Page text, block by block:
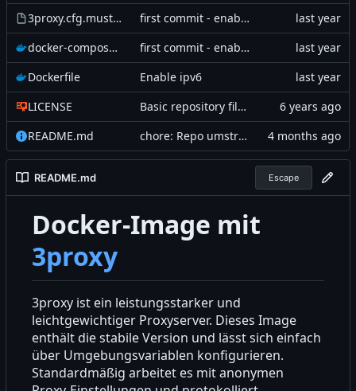
3proxy.cfg.mustach
first commit - enable ipv6
docker-compose.yaml
first commit - enable ipv6
Dockerfile
Enable ipv6
LICENSE
Basic repository files added
README.md
chore: Repo umstrukturiert – Doku, Gitea-Workflow und Bereinigung
README.md Escape
Docker-Image mit
3proxy
3proxy ist ein leistungsstarker und
leichtgewichtiger Proxyserver. Dieses Image
enthält die stabile Version und lässt sich einfach
über Umgebungsvariablen konfigurieren.
Standardmäßig arbeitet es mit anonymen